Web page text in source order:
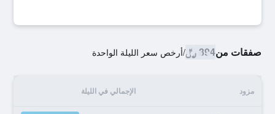
صفقات من394 ﷼ /أرخص سعر الليلة الواحدة
مزود الإجمالي في الليلة